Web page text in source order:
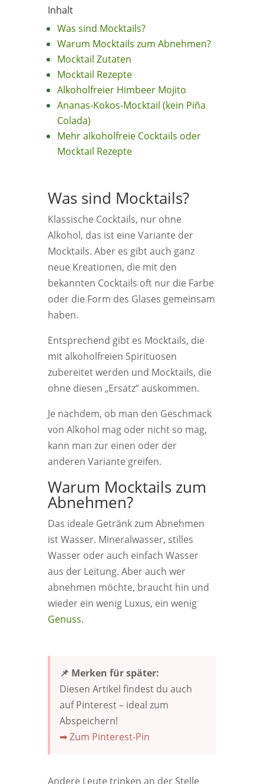
Inhalt
Was sind Mocktails?
Warum Mocktails zum Abnehmen?
Mocktail Zutaten
Mocktail Rezepte
Alkoholfreier Himbeer Mojito
Ananas-Kokos-Mocktail (kein Piña
Colada)
Mehr alkoholfreie Cocktails oder
Mocktail Rezepte
Was sind Mocktails?
Klassische Cocktails, nur ohne
Alkohol, das ist eine Variante der
Mocktails. Aber es gibt auch ganz
neue Kreationen, die mit den
bekannten Cocktails oft nur die Farbe
oder die Form des Glases gemeinsam
haben.
Entsprechend gibt es Mocktails, die
mit alkoholfreien Spirituosen
zubereitet werden und Mocktails, die
ohne diesen „Ersatz“ auskommen.
Je nachdem, ob man den Geschmack
von Alkohol mag oder nicht so mag,
kann man zur einen oder der
anderen Variante greifen.
Warum Mocktails zum
Abnehmen?
Das ideale Getränk zum Abnehmen
ist Wasser. Mineralwasser, stilles
Wasser oder auch einfach Wasser
aus der Leitung. Aber auch wer
abnehmen möchte, braucht hin und
wieder ein wenig Luxus, ein wenig
Genuss.
📌 Merken für später:
Diesen Artikel findest du auch
auf Pinterest – ideal zum
Abspeichern!
➡ Zum Pinterest-Pin
Andere Leute trinken an der Stelle